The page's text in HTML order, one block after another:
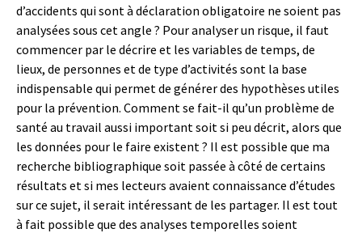
d’accidents qui sont à déclaration obligatoire ne soient pas
analysées sous cet angle ? Pour analyser un risque, il faut
commencer par le décrire et les variables de temps, de
lieux, de personnes et de type d’activités sont la base
indispensable qui permet de générer des hypothèses utiles
pour la prévention. Comment se fait-il qu’un problème de
santé au travail aussi important soit si peu décrit, alors que
les données pour le faire existent ? Il est possible que ma
recherche bibliographique soit passée à côté de certains
résultats et si mes lecteurs avaient connaissance d’études
sur ce sujet, il serait intéressant de les partager. Il est tout
à fait possible que des analyses temporelles soient